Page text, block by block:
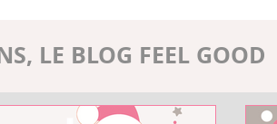
LE BLOG FEEL GOOD